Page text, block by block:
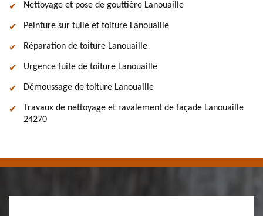
Nettoyage et pose de gouttière Lanouaille
Peinture sur tuile et toiture Lanouaille
Réparation de toiture Lanouaille
Urgence fuite de toiture Lanouaille
Démoussage de toiture Lanouaille
Travaux de nettoyage et ravalement de façade Lanouaille
24270